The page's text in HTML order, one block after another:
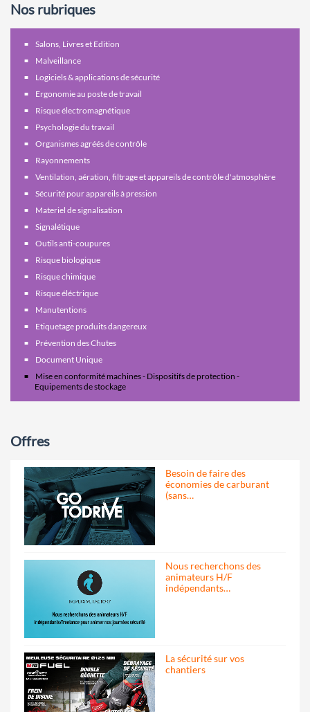
Nos rubriques
Salons, Livres et Edition
Malveillance
Logiciels & applications de sécurité
Ergonomie au poste de travail
Risque électromagnétique
Psychologie du travail
Organismes agréés de contrôle
Rayonnements
Ventilation, aération, filtrage et appareils de contrôle d'atmosphère
Sécurité pour appareils à pression
Materiel de signalisation
Signalétique
Outils anti-coupures
Risque biologique
Risque chimique
Risque éléctrique
Manutentions
Etiquetage produits dangereux
Prévention des Chutes
Document Unique
Mise en conformité machines - Dispositifs de protection -
Equipements de stockage
Offres
Besoin de faire des
économies de carburant
(sans…
Nous recherchons des
animateurs H/F
indépendants…
La sécurité sur vos
chantiers